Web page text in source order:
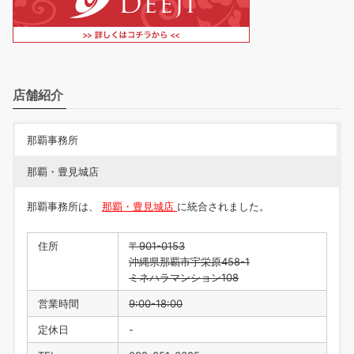
店舗紹介
那覇事務所
那覇・豊見城店
那覇事務所は、 那覇・豊見城店 に統合されました。
住所
〒901-0153
沖縄県那覇市宇栄原458-1
ミネハラマンション108
営業時間 9:00-18:00
定休日 -